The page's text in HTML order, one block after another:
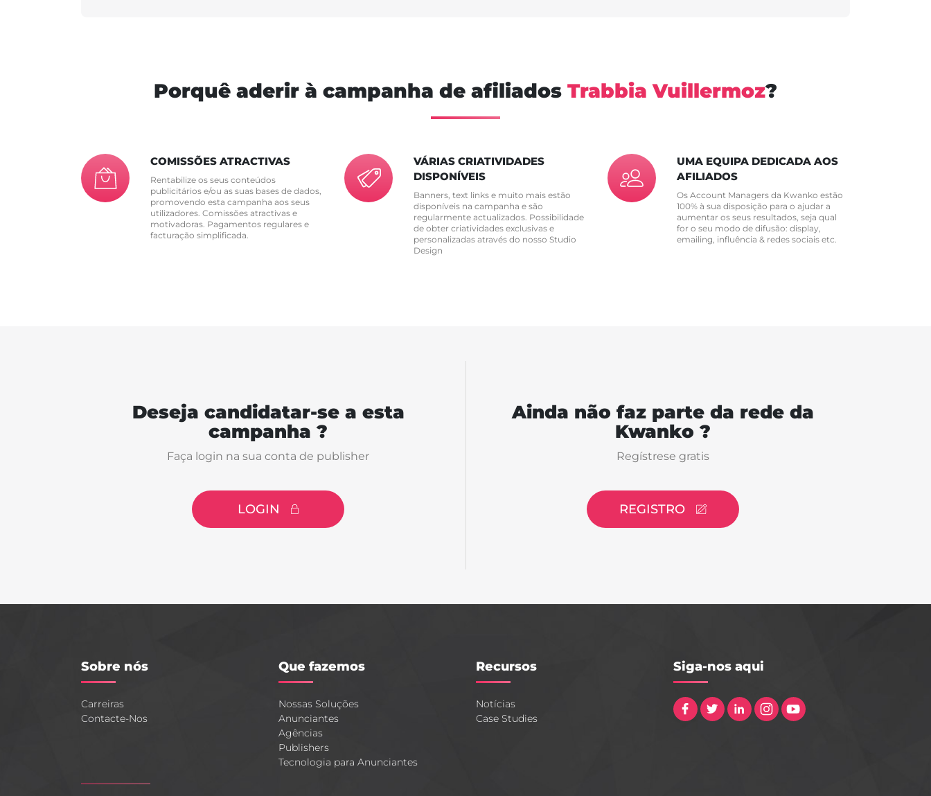
Porquê aderir à campanha de afiliados Trabbia Vuillermoz?
COMISSÕES ATRACTIVAS
Rentabilize os seus conteúdos
publicitários e/ou as suas bases de dados,
promovendo esta campanha aos seus
utilizadores. Comissões atractivas e
motivadoras. Pagamentos regulares e
facturação simplificada.
VÁRIAS CRIATIVIDADES
DISPONÍVEIS
Banners, text links e muito mais estão
disponíveis na campanha e são
regularmente actualizados. Possibilidade
de obter criatividades exclusivas e
personalizadas através do nosso Studio
Design
UMA EQUIPA DEDICADA AOS
AFILIADOS
Os Account Managers da Kwanko estão
100% à sua disposição para o ajudar a
aumentar os seus resultados, seja qual
for o seu modo de difusão: display,
emailing, influência & redes sociais etc.
Deseja candidatar-se a esta
campanha ?
Faça login na sua conta de publisher
LOGIN
Ainda não faz parte da rede da
Kwanko ?
Regístrese gratis
REGISTRO
Sobre nós
Carreiras
Contacte-Nos
Que fazemos
Nossas Soluções
Anunciantes
Agências
Publishers
Tecnologia para Anunciantes
Recursos
Notícias
Case Studies
Siga-nos aqui